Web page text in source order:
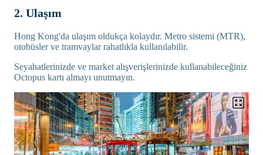
2. Ulaşım
Hong Kong'da ulaşım oldukça kolaydır. Metro sistemi (MTR),
otobüsler ve tramvaylar rahatlıkla kullanılabilir.
Seyahatlerinizde ve market alışverişlerinizde kullanabileceğiniz
Octopus kartı almayı unutmayın.